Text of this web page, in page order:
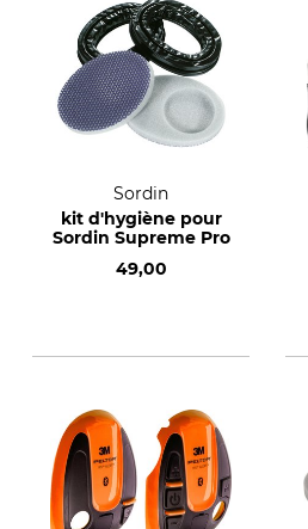
Sordin
kit d'hygiène pour
Sordin Supreme Pro
49,00